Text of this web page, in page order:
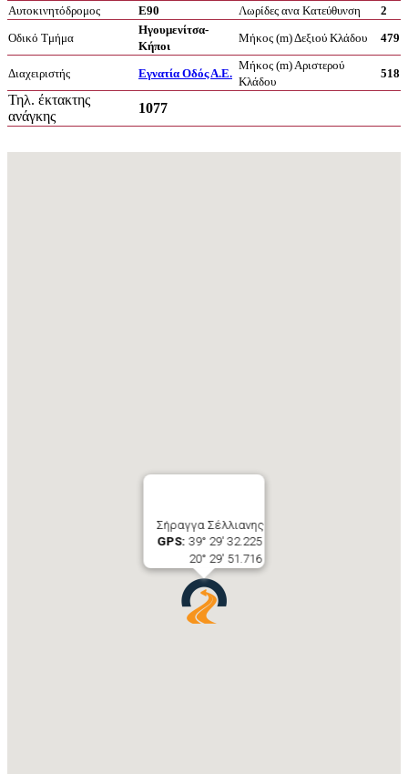
Αυτοκινητόδρομος
Ε90 Λωρίδες ανα Κατεύθυνση
2
Οδικό Τμήμα
Ηγουμενίτσα-
Κήποι
Μήκος (m) Δεξιού Κλάδου 479
Διαχειριστής Εγνατία Οδός Α.Ε.
Μήκος (m) Αριστερού
Κλάδου
518
Τηλ. έκτακτης
ανάγκης
1077
Σήραγγα Σέλλιανης
GPS: 39° 29' 32.225
20° 29' 51.716